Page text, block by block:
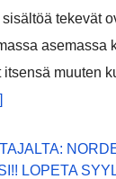
tekevät
asemassa
itsensä muuten
LOPETA